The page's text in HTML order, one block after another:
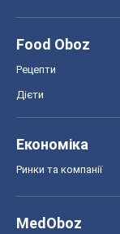
Food Oboz
Рецепти
Дієти
Економіка
Ринки та компанії
MedOboz